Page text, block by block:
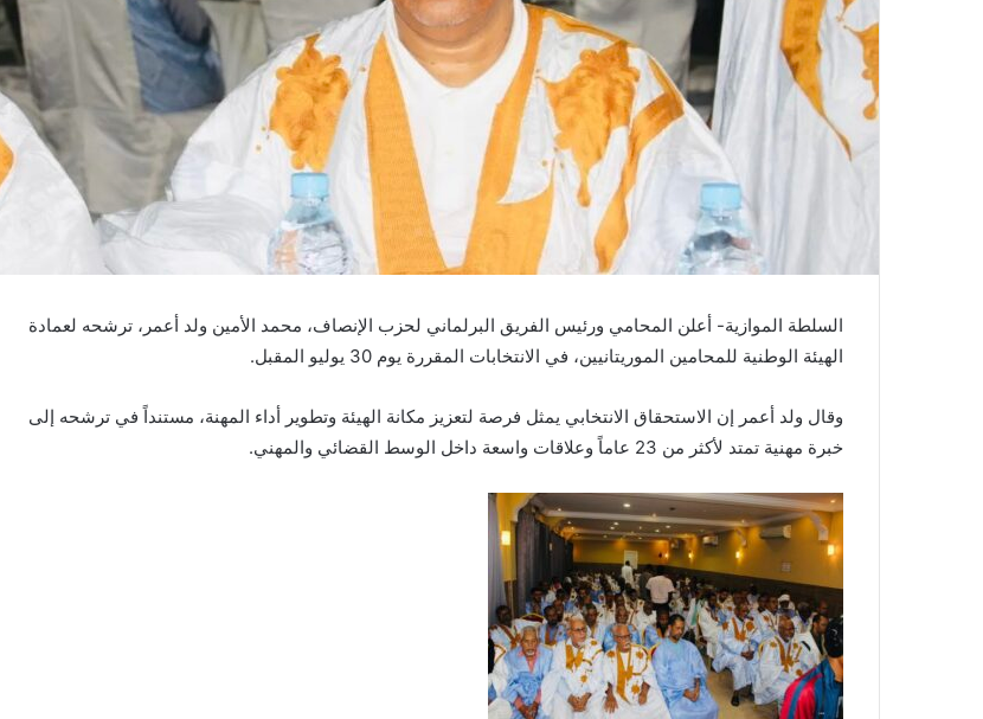
السلطة الموازية- أعلن المحامي ورئيس الفريق البرلماني لحزب الإنصاف، محمد الأمين ولد أعمر، ترشحه لعمادة
الهيئة الوطنية للمحامين الموريتانيين، في الانتخابات المقررة يوم 30 يوليو المقبل.
وقال ولد أعمر إن الاستحقاق الانتخابي يمثل فرصة لتعزيز مكانة الهيئة وتطوير أداء المهنة، مستنداً في ترشحه إلى
خبرة مهنية تمتد لأكثر من 23 عاماً وعلاقات واسعة داخل الوسط القضائي والمهني.